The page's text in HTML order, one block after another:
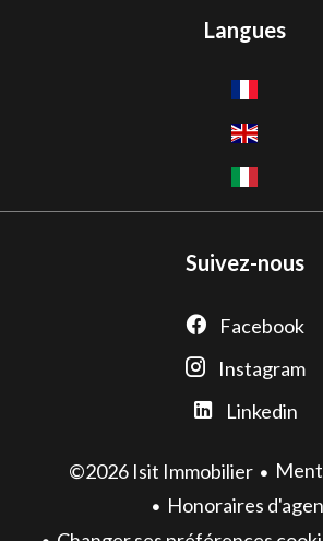
Langues
Suivez-nous
Facebook
Instagram
Linkedin
©2026 Isit Immobilier
Honoraires